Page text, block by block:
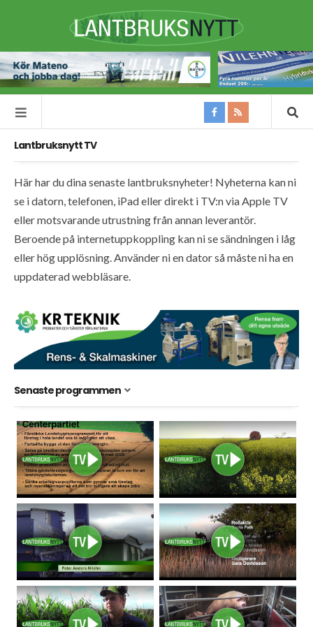
Lantbruksnytt TV
Här har du dina senaste lantbruksnyheter! Nyheterna kan ni
se i datorn, telefonen, iPad eller direkt i TV:n via Apple TV
eller motsvarande utrustning från annan leverantör.
Beroende på internetuppkoppling kan ni se sändningen i låg
eller hög upplösning. Använder ni en dator så måste ni ha en
uppdaterad webbläsare.
Senaste programmen